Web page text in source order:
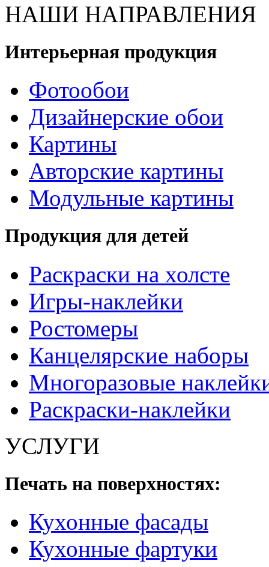
НАШИ НАПРАВЛЕНИЯ
Интерьерная продукция
Фотообои
Дизайнерские обои
Картины
Авторские картины
Модульные картины
Продукция для детей
Раскраски на холсте
Игры-наклейки
Ростомеры
Канцелярские наборы
Многоразовые
Раскраски-наклейки
УСЛУГИ
Печать на поверхностях:
Кухонные фасады
Кухонные фартуки